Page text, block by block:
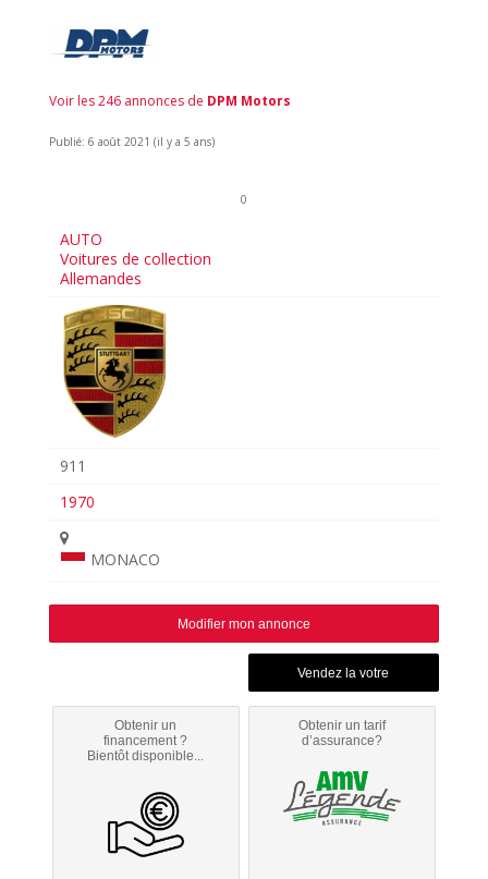
Voir les 246 annonces de DPM Motors
Publié: 6 août 2021 (il y a 5 ans)
0
AUTO
Voitures de collection
Allemandes
911
1970
MONACO
Modifier mon annonce
Obtenir un
financement ?
Bientôt disponible...
Obtenir un tarif
d’assurance?